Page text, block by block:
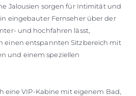
Jalousien sorgen für Intimität und
eingebauter Fernseher über der
und hochfahren lässt,
einen entspannten Sitzbereich mit
und einem speziellen
eine VIP-Kabine mit eigenem Bad,